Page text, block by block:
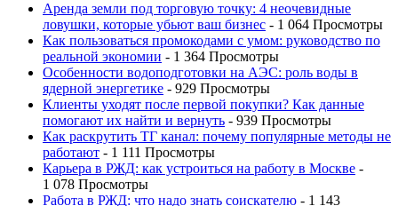
Аренда земли под торговую точку: 4 неочевидные
ловушки, которые убьют ваш бизнес - 1 064 Просмотры
Как пользоваться промокодами с умом: руководство по
реальной экономии - 1 364 Просмотры
Особенности водоподготовки на АЭС: роль воды в
ядерной энергетике - 929 Просмотры
Клиенты уходят после первой покупки? Как данные
помогают их найти и вернуть - 939 Просмотры
Как раскрутить ТГ канал: почему популярные методы не
работают - 1 111 Просмотры
Карьера в РЖД: как устроиться на работу в Москве -
1 078 Просмотры
Работа в РЖД: что надо знать соискателю - 1 143